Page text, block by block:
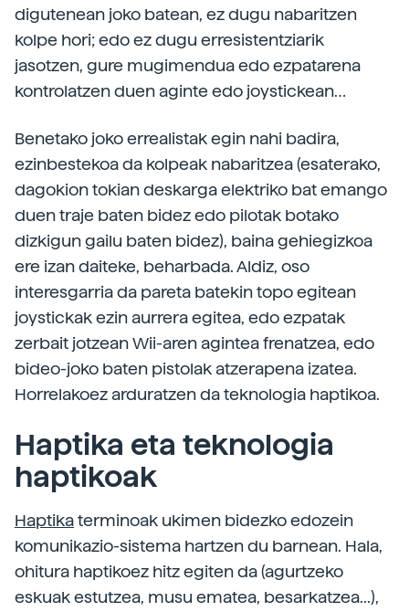
digutenean joko batean, ez dugu nabaritzen
kolpe hori; edo ez dugu erresistentziarik
jasotzen, gure mugimendua edo ezpatarena
kontrolatzen duen aginte edo joystickean…
Benetako joko errealistak egin nahi badira,
ezinbestekoa da kolpeak nabaritzea (esaterako,
dagokion tokian deskarga elektriko bat emango
duen traje baten bidez edo pilotak botako
dizkigun gailu baten bidez), baina gehiegizkoa
ere izan daiteke, beharbada. Aldiz, oso
interesgarria da pareta batekin topo egitean
joystickak ezin aurrera egitea, edo ezpatak
zerbait jotzean Wii-aren agintea frenatzea, edo
bideo-joko baten pistolak atzerapena izatea.
Horrelakoez arduratzen da teknologia haptikoa.
Haptika eta teknologia
haptikoak
Haptikaterminoak ukimen bidezko edozein
komunikazio-sistema hartzen du barnean. Hala,
ohitura haptikoez hitz egiten da (agurtzeko
eskuak estutzea, musu ematea, besarkatzea...),